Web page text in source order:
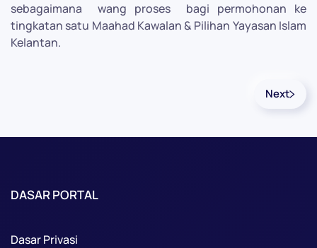
sebagaimana wang proses
bagi permohonan ke
tingkatan satu Maahad Kawalan & Pilihan Yayasan Islam
Kelantan.
Next
DASAR PORTAL
Dasar Privasi